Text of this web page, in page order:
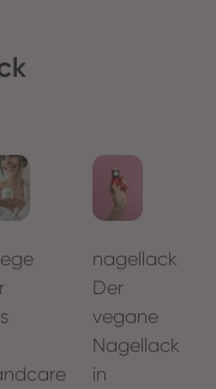
nagellack
Der
vegane
Nagellack
in